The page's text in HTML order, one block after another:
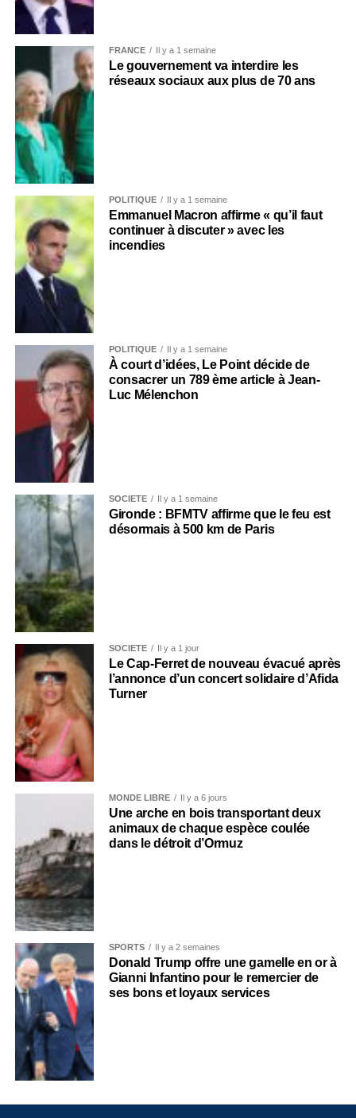
FRANCE Il y a 1 semaine
Le gouvernement va interdire les
réseaux sociaux aux plus de 70 ans
POLITIQUE Il y a 1 semaine
Emmanuel Macron affirme « qu’il faut
continuer à discuter » avec les
incendies
POLITIQUE Il y a 1 semaine
À court d’idées, Le Point décide de
consacrer un 789 ème article à Jean-
Luc Mélenchon
SOCIÉTÉ Il y a 1 semaine
Gironde : BFMTV affirme que le feu est
désormais à 500 km de Paris
SOCIÉTÉ Il y a 1 jour
Le Cap-Ferret de nouveau évacué après
l’annonce d’un concert solidaire d’Afida
Turner
MONDE LIBRE Il y a 6 jours
Une arche en bois transportant deux
animaux de chaque espèce coulée
dans le détroit d’Ormuz
SPORTS Il y a 2 semaines
Donald Trump offre une gamelle en or à
Gianni Infantino pour le remercier de
ses bons et loyaux services